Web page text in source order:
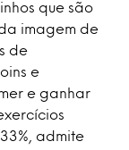
que são
imagem de
de
e
e ganhar
admite